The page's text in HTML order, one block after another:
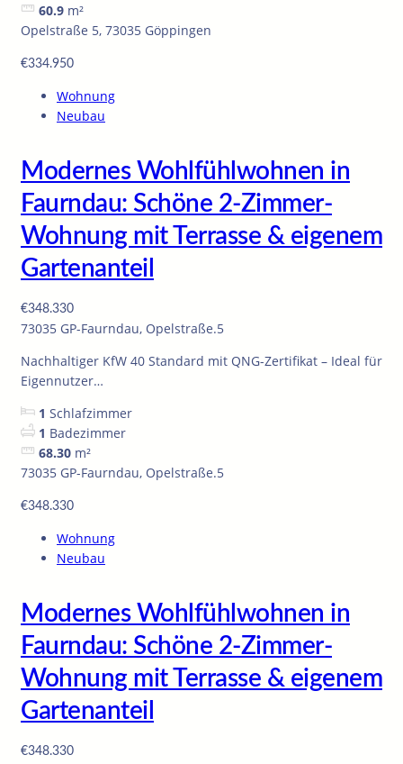
60.9 m²
Opelstraße 5, 73035 Göppingen
€334.950
Wohnung
Neubau
Modernes Wohlfühlwohnen in
Faurndau: Schöne 2-Zimmer-
Wohnung mit Terrasse & eigenem
Gartenanteil
€348.330
73035 GP-Faurndau, Opelstraße.5
Nachhaltiger KfW 40 Standard mit QNG-Zertifikat – Ideal für
Eigennutzer…
1 Schlafzimmer
1 Badezimmer
68.30 m²
73035 GP-Faurndau, Opelstraße.5
€348.330
Wohnung
Neubau
Modernes Wohlfühlwohnen in
Faurndau: Schöne 2-Zimmer-
Wohnung mit Terrasse & eigenem
Gartenanteil
€348.330